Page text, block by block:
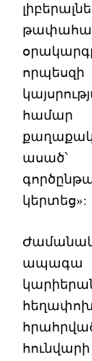
համար
ասած՝
կերտեց»:
ապագա